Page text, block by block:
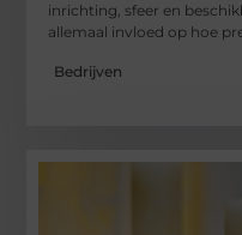
inrichting, sfeer en
allemaal invloed op hoe
Bedrijven